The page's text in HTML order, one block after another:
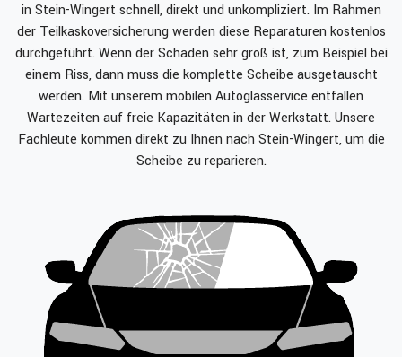
in Stein-Wingert schnell, direkt und unkompliziert. Im Rahmen
der Teilkaskoversicherung werden diese Reparaturen kostenlos
durchgeführt. Wenn der Schaden sehr groß ist, zum Beispiel bei
einem Riss, dann muss die komplette Scheibe ausgetauscht
werden. Mit unserem mobilen Autoglasservice entfallen
Wartezeiten auf freie Kapazitäten in der Werkstatt. Unsere
Fachleute kommen direkt zu Ihnen nach Stein-Wingert, um die
Scheibe zu reparieren.